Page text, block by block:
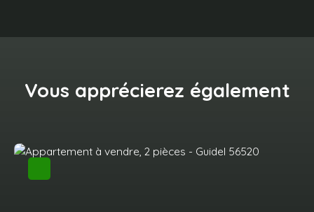
Vous apprécierez également